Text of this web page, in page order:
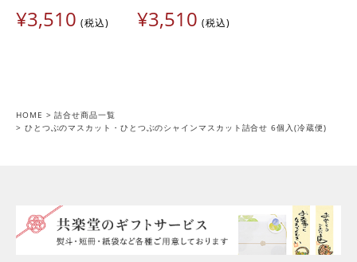
¥3,510 税込 ¥3,510 税込
HOME
詰合せ商品一覧
ひとつぶのマスカット・ひとつぶのシャインマスカット詰合せ 6個入(冷蔵便)